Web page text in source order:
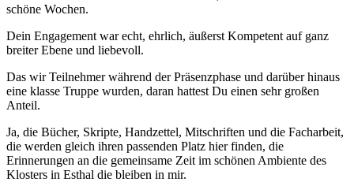
schöne Wochen.
Dein Engagement war echt, ehrlich, äußerst Kompetent auf ganz
breiter Ebene und liebevoll.
Das wir Teilnehmer während der Präsenzphase und darüber hinaus
eine klasse Truppe wurden, daran hattest Du einen sehr großen
Anteil.
Ja, die Bücher, Skripte, Handzettel, Mitschriften und die Facharbeit,
die werden gleich ihren passenden Platz hier finden, die
Erinnerungen an die gemeinsame Zeit im schönen Ambiente des
Klosters in Esthal die bleiben in mir.